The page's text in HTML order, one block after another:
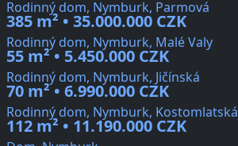
Rodinný dom, Nymburk, Parmová
385 m² • 35.000.000 CZK
Rodinný dom, Nymburk, Malé Valy
55 m² • 5.450.000 CZK
Rodinný dom, Nymburk, Jičínská
70 m² • 6.990.000 CZK
Rodinný dom, Nymburk, Kostomlatská
112 m² • 11.190.000 CZK